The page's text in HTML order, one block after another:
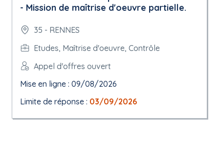
- Mission de maîtrise d'oeuvre partielle.
35 - RENNES
Etudes, Maîtrise d'oeuvre, Contrôle
Appel d'offres ouvert
Mise en ligne : 09/08/2026
Limite de réponse : 03/09/2026